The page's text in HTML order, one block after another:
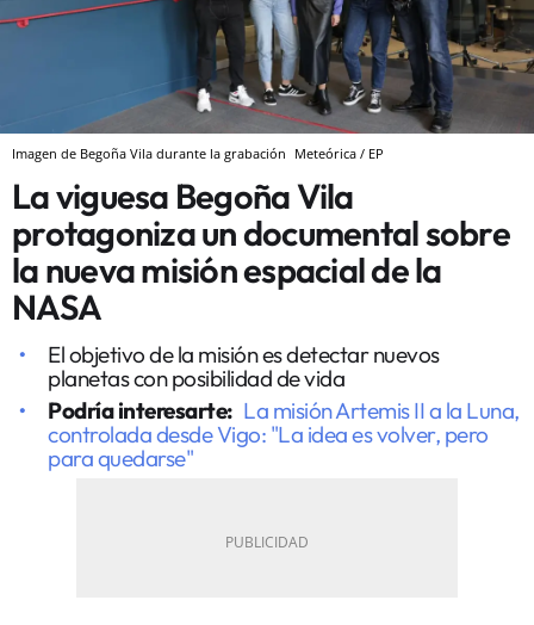
Imagen de Begoña Vila durante la grabación Meteórica / EP
La viguesa Begoña Vila
protagoniza un documental sobre
la nueva misión espacial de la
NASA
El objetivo de la misión es detectar nuevos
planetas con posibilidad de vida
Podría interesarte: La misión Artemis II a la Luna,
controlada desde Vigo: "La idea es volver, pero
para quedarse"